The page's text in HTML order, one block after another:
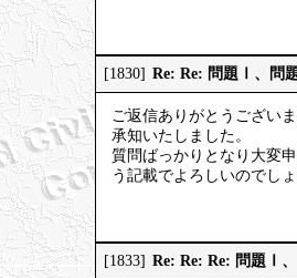
[1830] Re: Re: 問題Ⅰ、問
ご返信ありがとうございま
承知いたしました。
質問ばっかりとなり大変
う記載でよろしいのでし
[1833] Re: Re: Re: 問題Ⅰ